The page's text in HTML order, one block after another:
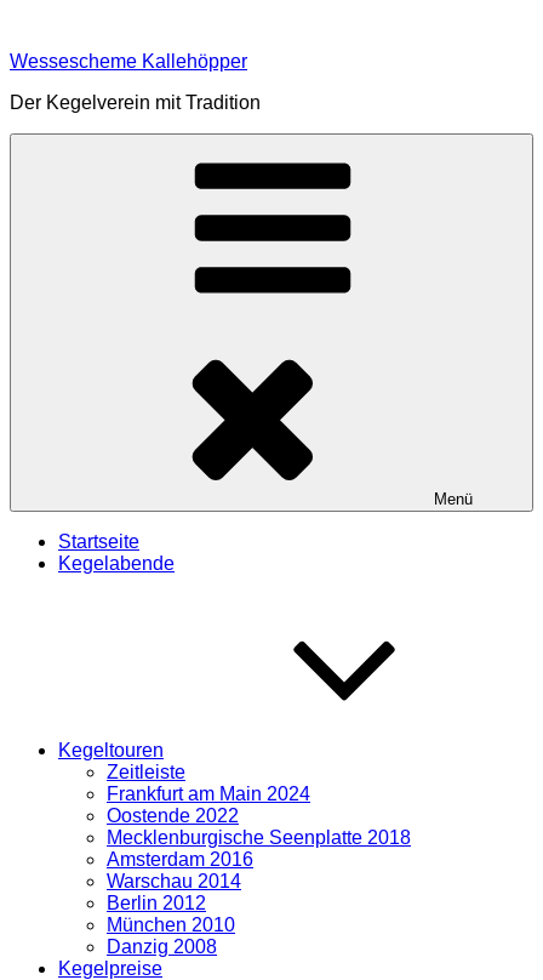
springen
Wessescheme Kallehöpper
Der Kegelverein mit Tradition
Menü
Startseite
Kegelabende
Kegeltouren
Zeitleiste
Frankfurt am Main 2024
Oostende 2022
Mecklenburgische Seenplatte 2018
Amsterdam 2016
Warschau 2014
Berlin 2012
München 2010
Danzig 2008
Kegelpreise